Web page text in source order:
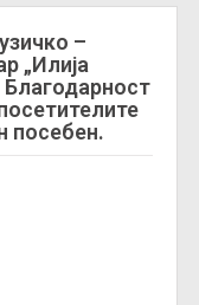
–
„Илија
Благодарност
посебен.